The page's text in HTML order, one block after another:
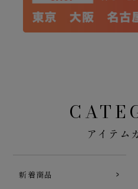
アイテム
新着商品